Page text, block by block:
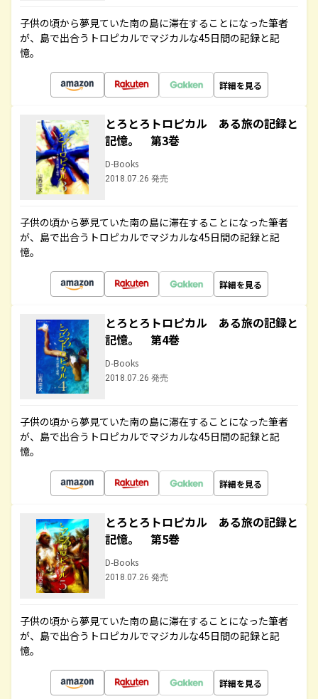
子供の頃から夢見ていた南の島に滞在することになった筆者
が、島で出合うトロピカルでマジカルな45日間の記録と記
憶。
詳細を見る
とろとろトロピカル ある旅の記録と
記憶。 第3巻
D-Books
2018.07.26 発売
子供の頃から夢見ていた南の島に滞在することになった筆者
が、島で出合うトロピカルでマジカルな45日間の記録と記
憶。
詳細を見る
とろとろトロピカル ある旅の記録と
記憶。 第4巻
D-Books
2018.07.26 発売
子供の頃から夢見ていた南の島に滞在することになった筆者
が、島で出合うトロピカルでマジカルな45日間の記録と記
憶。
詳細を見る
とろとろトロピカル ある旅の記録と
記憶。 第5巻
D-Books
2018.07.26 発売
子供の頃から夢見ていた南の島に滞在することになった筆者
が、島で出合うトロピカルでマジカルな45日間の記録と記
憶。
詳細を見る